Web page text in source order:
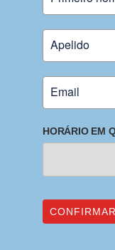
HORÁRIO EM
CONFIRMAR